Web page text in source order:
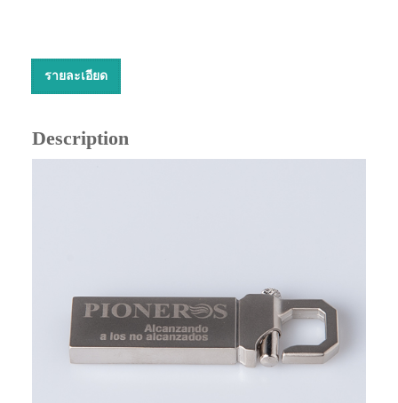
รายละเอียด
Description